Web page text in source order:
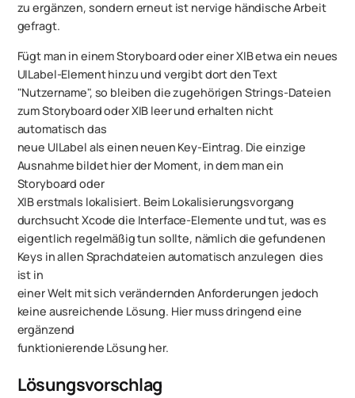
zu ergänzen, sondern erneut ist nervige händische Arbeit
gefragt.
Fügt man in einem Storyboard oder einer XIB etwa ein neues
UILabel-Element hinzu und vergibt dort den Text
"Nutzername", so bleiben die zugehörigen Strings-Dateien
zum Storyboard oder XIB leer und erhalten nicht
automatisch das
neue UILabel als einen neuen Key-Eintrag. Die einzige
Ausnahme bildet hier der Moment, in dem man ein
Storyboard oder
XIBerstmals lokalisiert. Beim Lokalisierungsvorgang
durchsucht Xcode die Interface-Elemente und tut, was es
eigentlich regelmäßig tun sollte, nämlich die gefundenen
Keys in allen Sprachdateien automatisch anzulegen  dies
ist in
einer Welt mit sich verändernden Anforderungen jedoch
keine ausreichende Lösung. Hier muss dringend eine
ergänzend
funktionierende Lösung her.
Lösungsvorschlag